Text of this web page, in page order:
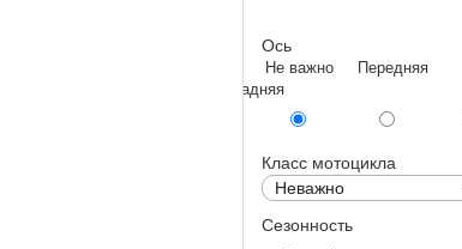
Excel
Forerunner
GoldenTyre
Gummy
Heidenau
IRC
Ось
Не важно Передняя
Задняя
Класс мотоцикла
Неважно
Сезонность